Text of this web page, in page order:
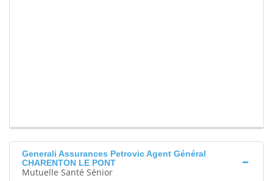
Generali Assurances Petrovic Agent Général
CHARENTON LE PONT
Mutuelle Santé Sénior